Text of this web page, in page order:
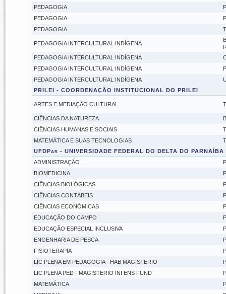
PEDAGOGIA
PEDAGOGIA
PEDAGOGIA
PEDAGOGIA INTERCULTURAL INDÍGENA
PEDAGOGIA INTERCULTURAL INDÍGENA
PEDAGOGIA INTERCULTURAL INDÍGENA
PEDAGOGIA INTERCULTURAL INDÍGENA
PRILEI - COORDENAÇÃO INSTITUCIONAL DO PRILEI
ARTES E MEDIAÇÃO CULTURAL
CIÊNCIAS DA NATUREZA
CIÊNCIAS HUMANAS E SOCIAIS
MATEMÁTICA E SUAS TECNOLOGIAS
UFDPar - UNIVERSIDADE FEDERAL DO DELTA DO PARNAÍBA
ADMINISTRAÇÃO
BIOMEDICINA
CIÊNCIAS BIOLÓGICAS
CIÊNCIAS CONTÁBEIS
CIÊNCIAS ECONÔMICAS
EDUCAÇÃO DO CAMPO
EDUCAÇÃO ESPECIAL INCLUSIVA
ENGENHARIA DE PESCA
FISIOTERAPIA
LIC PLENA EM PEDAGOGIA - HAB MAGISTERIO
LIC PLENA PED - MAGISTERIO INI ENS FUND
MATEMÁTICA